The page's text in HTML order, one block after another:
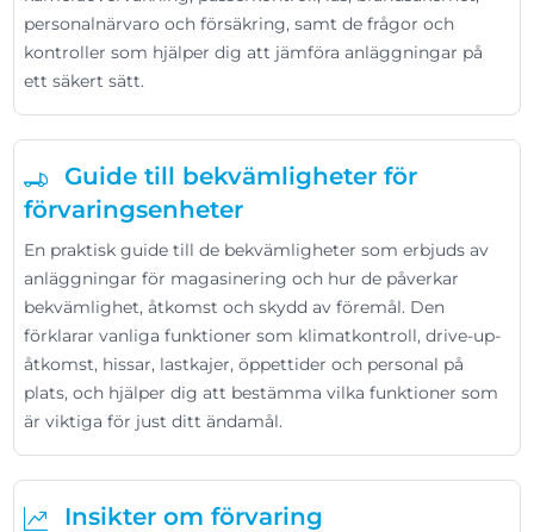
personalnärvaro och försäkring, samt de frågor och
kontroller som hjälper dig att jämföra anläggningar på
ett säkert sätt.
Guide till bekvämligheter för
förvaringsenheter
En praktisk guide till de bekvämligheter som erbjuds av
anläggningar för magasinering och hur de påverkar
bekvämlighet, åtkomst och skydd av föremål. Den
förklarar vanliga funktioner som klimatkontroll, drive-up-
åtkomst, hissar, lastkajer, öppettider och personal på
plats, och hjälper dig att bestämma vilka funktioner som
är viktiga för just ditt ändamål.
Insikter om förvaring